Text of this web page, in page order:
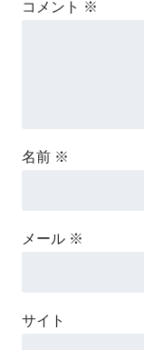
コメント ※
名前 ※
メール ※
サイト